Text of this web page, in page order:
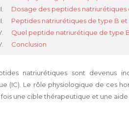
Dosage des peptides
Peptides natriurétiques de type B
Quel peptide natriurétique de type
Conclusion
natriurétiques sont devenus
(IC). Le rôle physiologique de ces
fois une cible thérapeutique et une